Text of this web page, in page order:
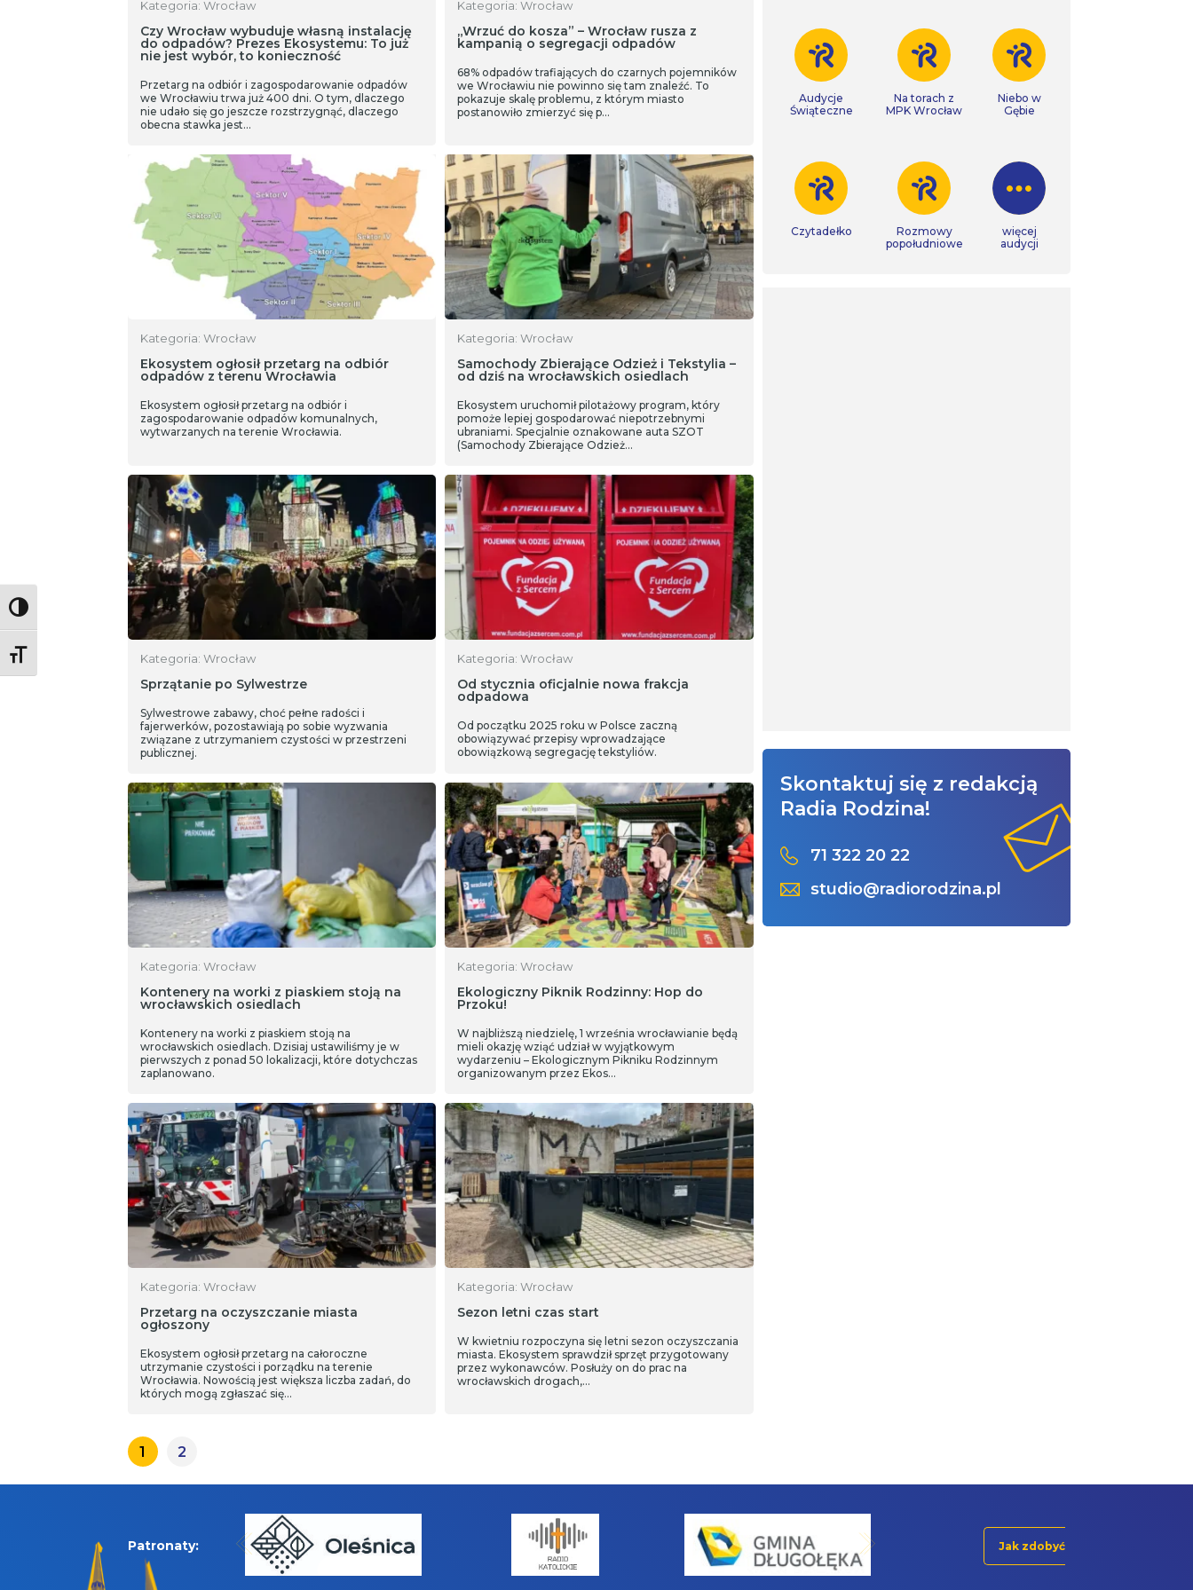
Toggle High Contrast
Toggle Font size
Kategoria: Wrocław
Czy Wrocław wybuduje własną instalację
do odpadów? Prezes Ekosystemu: To już
nie jest wybór, to konieczność
Przetarg na odbiór i zagospodarowanie odpadów
we Wrocławiu trwa już 400 dni. O tym, dlaczego
nie udało się go jeszcze rozstrzygnąć, dlaczego
obecna stawka jest…
Kategoria: Wrocław
„Wrzuć do kosza” – Wrocław rusza z
kampanią o segregacji odpadów
68% odpadów trafiających do czarnych pojemników
we Wrocławiu nie powinno się tam znaleźć. To
pokazuje skalę problemu, z którym miasto
postanowiło zmierzyć się p…
Kategoria: Wrocław
Ekosystem ogłosił przetarg na odbiór
odpadów z terenu Wrocławia
Ekosystem ogłosił przetarg na odbiór i
zagospodarowanie odpadów komunalnych,
wytwarzanych na terenie Wrocławia.
Kategoria: Wrocław
Samochody Zbierające Odzież i Tekstylia –
od dziś na wrocławskich osiedlach
Ekosystem uruchomił pilotażowy program, który
pomoże lepiej gospodarować niepotrzebnymi
ubraniami. Specjalnie oznakowane auta SZOT
(Samochody Zbierające Odzież…
Kategoria: Wrocław
Sprzątanie po Sylwestrze
Sylwestrowe zabawy, choć pełne radości i
fajerwerków, pozostawiają po sobie wyzwania
związane z utrzymaniem czystości w przestrzeni
publicznej.
Kategoria: Wrocław
Od stycznia oficjalnie nowa frakcja
odpadowa
Od początku 2025 roku w Polsce zaczną
obowiązywać przepisy wprowadzające
obowiązkową segregację tekstyliów.
Kategoria: Wrocław
Kontenery na worki z piaskiem stoją na
wrocławskich osiedlach
Kontenery na worki z piaskiem stoją na
wrocławskich osiedlach. Dzisiaj ustawiliśmy je w
pierwszych z ponad 50 lokalizacji, które dotychczas
zaplanowano.
Kategoria: Wrocław
Ekologiczny Piknik Rodzinny: Hop do
Przoku!
W najbliższą niedzielę, 1 września wrocławianie będą
mieli okazję wziąć udział w wyjątkowym
wydarzeniu – Ekologicznym Pikniku Rodzinnym
organizowanym przez Ekos…
Kategoria: Wrocław
Przetarg na oczyszczanie miasta
ogłoszony
Ekosystem ogłosił przetarg na całoroczne
utrzymanie czystości i porządku na terenie
Wrocławia. Nowością jest większa liczba zadań, do
których mogą zgłaszać się…
Kategoria: Wrocław
Sezon letni czas start
W kwietniu rozpoczyna się letni sezon oczyszczania
miasta. Ekosystem sprawdził sprzęt przygotowany
przez wykonawców. Posłuży on do prac na
wrocławskich drogach,…
1 2
Audycje
Świąteczne
Na torach z
MPK Wrocław
Niebo w
Gębie
Czytadełko
Rozmowy
popołudniowe
więcej
audycji
Skontaktuj się z redakcją
Radia Rodzina!
71 322 20 22
studio@radiorodzina.pl
Patronaty: Jak zdobyć